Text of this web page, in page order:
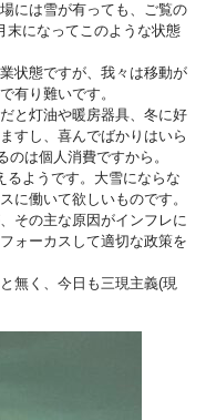
には雪が有っても、ご覧の
末になってこのような状態
状態ですが、我々は移動が
有り難いです。
と灯油や暖房器具、冬に好
すし、喜んでばかりはいら
は個人消費ですから。
るようです。大雪にならな
に働いて欲しいものです。
その主な原因がインフレに
ォーカスして適切な政策を
無く、今日も三現主義(現